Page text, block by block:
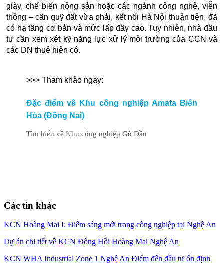
giày, chế biến nông sản hoặc các ngành công nghệ, viễn
thông – cần quỹ đất vừa phải, kết nối Hà Nội thuận tiện, đã
có hạ tầng cơ bản và mức lấp đầy cao. Tuy nhiên, nhà đầu
tư cần xem xét kỹ năng lực xử lý môi trường của CCN và
các DN thuê hiện có.
>>> Tham khảo ngay:
Đặc điểm về Khu công nghiệp Amata Biên
Hòa (Đồng Nai)
Tìm hiểu về Khu công nghiệp Gò Dầu
Các tin khác
KCN Hoàng Mai I: Điểm sáng mới trong công nghiệp tại Nghệ An
Dự án chi tiết về KCN Đông Hồi Hoàng Mai Nghệ An
KCN WHA Industrial Zone 1 Nghệ An Điểm đến đầu tư ổn định